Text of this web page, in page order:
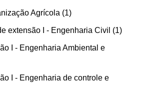
Agrícola 1
extensão I - Engenharia Civil 1
I - Engenharia Ambiental e
I - Engenharia de controle e